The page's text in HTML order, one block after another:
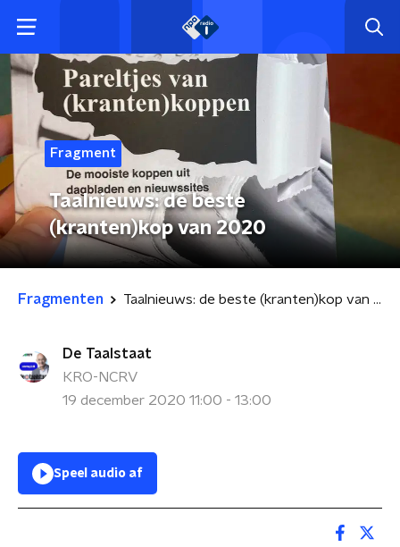
Fragment
Taalnieuws: de beste
(kranten)kop van 2020
Fragmenten Taalnieuws: de beste (kranten)kop van 2020
De Taalstaat
KRO-NCRV
19 december 2020 11:00 - 13:00
Speel audio af